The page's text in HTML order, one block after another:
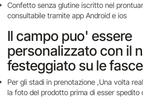
Confetto senza glutine iscritto nel
consultabile tramite app Android e ios
Il campo puo' essere
personalizzato con il
festeggiato su le
Per gli stadi in prenotazione ,Una volta
la foto del prodotto prima di esser spedito